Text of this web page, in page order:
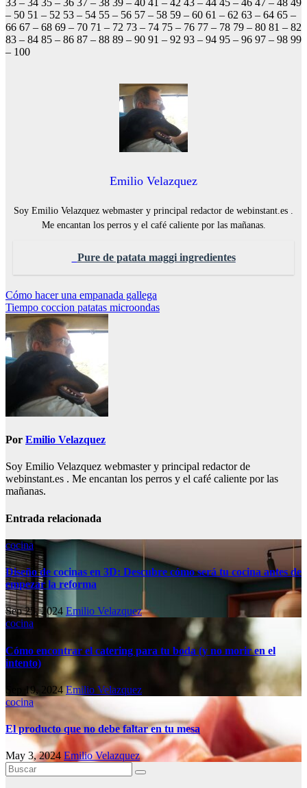
– 50 51 – 52 53 – 54 55 – 56 57 – 58 59 – 60 61 – 62 63 – 64 65 –
66 67 – 68 69 – 70 71 – 72 73 – 74 75 – 76 77 – 78 79 – 80 81 – 82
83 – 84 85 – 86 87 – 88 89 – 90 91 – 92 93 – 94 95 – 96 97 – 98 99
– 100
Emilio Velazquez
Soy Emilio Velazquez webmaster y principal redactor de webinstant.es .
Me encantan los perros y el café caliente por las mañanas.
Pure de patata maggi ingredientes
Navegación
de
entradas
Cómo hacer una empanada gallega
Tiempo coccion patatas microondas
Por Emilio Velazquez
Soy Emilio Velazquez webmaster y principal redactor de
webinstant.es . Me encantan los perros y el café caliente por las
mañanas.
Entrada relacionada
cocina
Diseño de cocinas en 3D: Descubre cómo será tu cocina antes de
empezar la reforma
Sep 25, 2024 Emilio Velazquez
cocina
Cómo encontrar el catering para tu boda (y no morir en el
intento)
Sep 19, 2024Emilio Velazquez
cocina
El producto que no debe faltar en tu mesa
May 3, 2024 Emilio Velazquez